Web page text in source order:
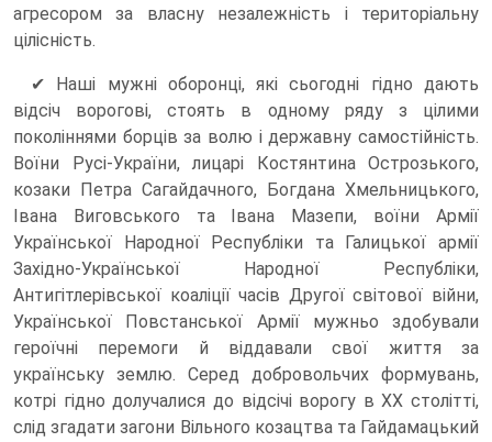
агресором за власну незалежність і територіальну
цілісність.
✔ Наші мужні оборонці, які сьогодні гідно дають
відсіч ворогові, стоять в одному ряду з цілими
поколіннями борців за волю і державну самостійність.
Воїни Русі-України, лицарі Костянтина Острозького,
козаки Петра Сагайдачного, Богдана Хмельницького,
Івана Виговського та Івана Мазепи, воїни Армії
Української Народної Республіки та Галицької армії
Західно-Української Народної Республіки,
Антигітлерівської коаліції часів Другої світової війни,
Української Повстанської Армії мужньо здобували
героїчні перемоги й віддавали свої життя за
українську землю. Серед добровольчих формувань,
котрі гідно долучалися до відсічі ворогу в XX столітті,
слід згадати загони Вільного козацтва та Гайдамацький